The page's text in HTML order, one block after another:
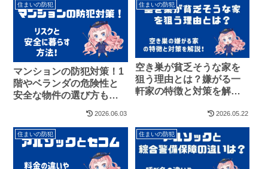
住まいの防犯
マンションの防犯対策！1
階やベランダの危険性と
安全な物件の選び方も紹
2026.06.03
住まいの防犯
空き巣が貧乏そうな家を
狙う理由とは？嫌がる一
軒家の特徴と対策を解
2026.05.22
住まいの防犯 住まいの防犯